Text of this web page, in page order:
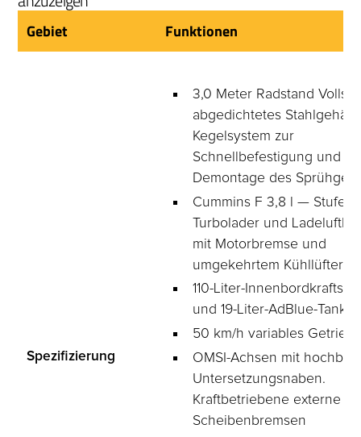
Gebiet Funktionen
Spezifizierung
3,0 Meter Radstand
abgedichtetes
Kegelsystem zur
Schnellbefestigung und
Demontage des
Cummins F 3,8 l — Stufe
Turbolader und
mit Motorbremse und
umgekehrtem Kühllüfter
110-Liter-
und 19-Liter-AdBlue-Tank
50 km/h variables
OMSI-Achsen mit
Untersetzungsnaben.
Kraftbetriebene externe
Scheibenbremsen